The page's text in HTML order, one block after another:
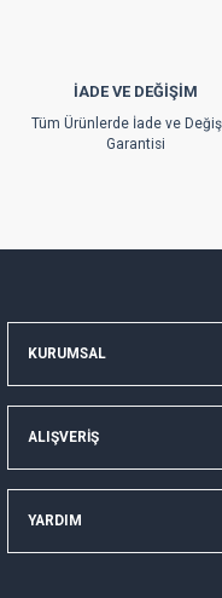
İADE VE DEĞİŞİM
Tüm Ürünlerde İade ve
Garantisi
KURUMSAL
ALIŞVERİŞ
YARDIM